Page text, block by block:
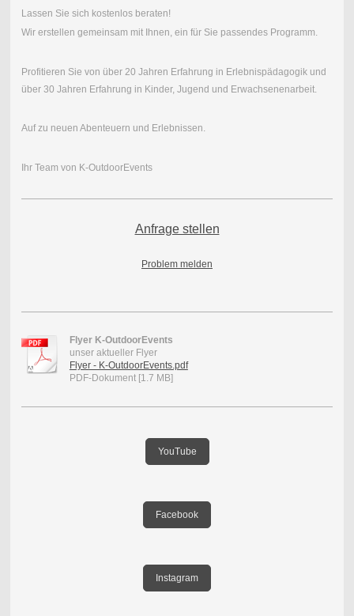
Lassen Sie sich kostenlos beraten!
Wir erstellen gemeinsam mit Ihnen, ein für Sie passendes Programm.
Profitieren Sie von über 20 Jahren Erfahrung in Erlebnispädagogik und
über 30 Jahren Erfahrung in Kinder, Jugend und Erwachsenenarbeit.
Auf zu neuen Abenteuern und Erlebnissen.
Ihr Team von K-OutdoorEvents
Anfrage stellen
Problem melden
Flyer K-OutdoorEvents
unser aktueller Flyer
Flyer - K-OutdoorEvents.pdf
PDF-Dokument [1.7 MB]
YouTube
Facebook
Instagram